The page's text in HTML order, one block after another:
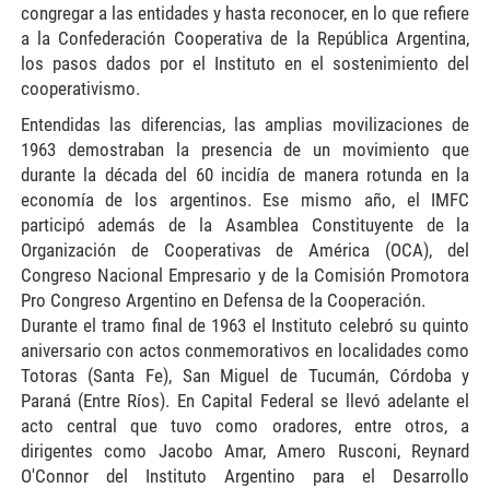
congregar a las entidades y hasta reconocer, en lo que refiere
a la Confederación Cooperativa de la República Argentina,
los pasos dados por el Instituto en el sostenimiento del
cooperativismo.
Entendidas las diferencias, las amplias movilizaciones de
1963 demostraban la presencia de un movimiento que
durante la década del 60 incidía de manera rotunda en la
economía de los argentinos. Ese mismo año, el IMFC
participó además de la Asamblea Constituyente de la
Organización de Cooperativas de América (OCA), del
Congreso Nacional Empresario y de la Comisión Promotora
Pro Congreso Argentino en Defensa de la Cooperación.
Durante el tramo final de 1963 el Instituto celebró su quinto
aniversario con actos conmemorativos en localidades como
Totoras (Santa Fe), San Miguel de Tucumán, Córdoba y
Paraná (Entre Ríos). En Capital Federal se llevó adelante el
acto central que tuvo como oradores, entre otros, a
dirigentes como Jacobo Amar, Amero Rusconi, Reynard
O'Connor del Instituto Argentino para el Desarrollo